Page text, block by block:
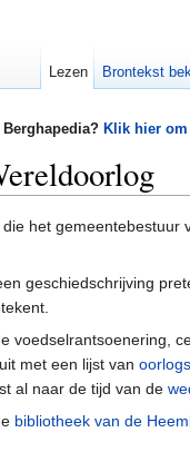
Klik hier
het gemeentebestuur
geschiedschrijving
voedselrantsoenering,
met een lijst van
al naar de tijd van de
bibliotheek van de
Lezen Brontekst